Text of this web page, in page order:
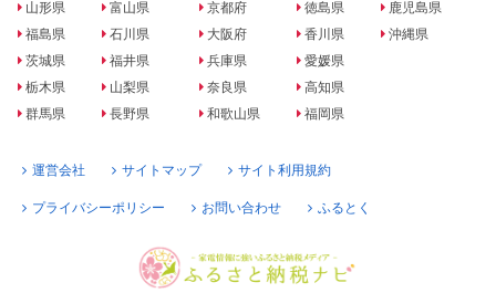
山形県
福島県
茨城県
栃木県
群馬県
富山県
石川県
福井県
山梨県
長野県
京都府
大阪府
兵庫県
奈良県
和歌山県
徳島県
香川県
愛媛県
高知県
福岡県
鹿児島県
沖縄県
運営会社 サイトマップ サイト利用規約
プライバシーポリシー お問い合わせ ふるとく